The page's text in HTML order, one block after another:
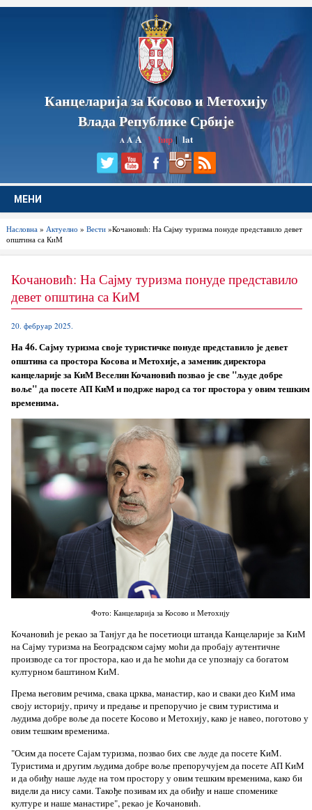
Канцеларија за Косово и Метохију
Влада Републике Србије
A AA ћир|lat
МЕНИ
Насловна» Актуелно » Вести»Кочановић: На Сајму туризма понуде представило девет
општина са КиМ
Кочановић: На Сајму туризма понуде представило
девет општина са КиМ
20. фебруар 2025.
На 46. Сајму туризма своје туристичке понуде представило је девет
општина са простора Косова и Метохије, а заменик директора
канцеларије за КиМ Веселин Кочановић позвао је све "људе добре
воље" да посете АП КиМ и подрже народ са тог простора у овим тешким
временима.
Фото: Канцеларија за Косово и Метохију
Кочановић је рекао за Танјуг да ће посетиоци штанда Канцеларије за КиМ
на Сајму туризма на Београдском сајму моћи да пробају аутентичне
производе са тог простора, као и да ће моћи да се упознају са богатом
културном баштином КиМ.
Према његовим речима, свака црква, манастир, као и сваки део КиМ има
своју историју, причу и предање и препоручио је свим туристима и
људима добре воље да посете Косово и Метохију, како је навео, поготово у
овим тешким временима.
"Осим да посете Сајам туризма, позвао бих све људе да посете КиМ.
Туристима и другим људима добре воље препоручујем да посете АП КиМ
и да обиђу наше људе на том простору у овим тешким временима, како би
видели да нису сами. Такође позивам их да обиђу и наше споменике
културе и наше манастире", рекао је Кочановић.